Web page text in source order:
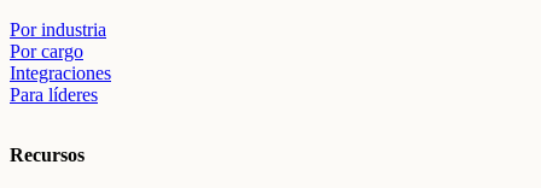
Por industria
Por cargo
Integraciones
Para líderes
Recursos